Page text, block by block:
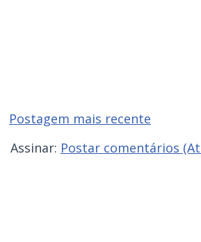
Postagem mais recente
Assinar: Postar comentários